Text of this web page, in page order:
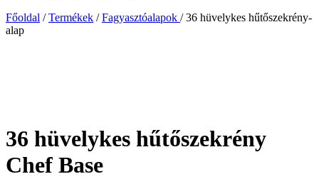
Főoldal / Termékek / Fagyasztóalapok / 36 hüvelykes hűtőszekrény-
alap
36 hüvelykes hűtőszekrény
Chef Base